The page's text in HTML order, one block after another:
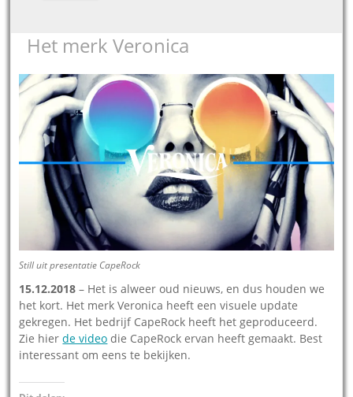
Het merk Veronica
Still uit presentatie CapeRock
15.12.2018 – Het is alweer oud nieuws, en dus houden we
het kort. Het merk Veronica heeft een visuele update
gekregen. Het bedrijf CapeRock heeft het geproduceerd.
Zie hierde video die CapeRock ervan heeft gemaakt. Best
interessant om eens te bekijken.